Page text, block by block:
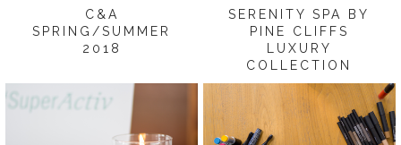
C&A
SPRING/SUMMER
2018
SERENITY SPA BY
PINE CLIFFS
LUXURY
COLLECTION